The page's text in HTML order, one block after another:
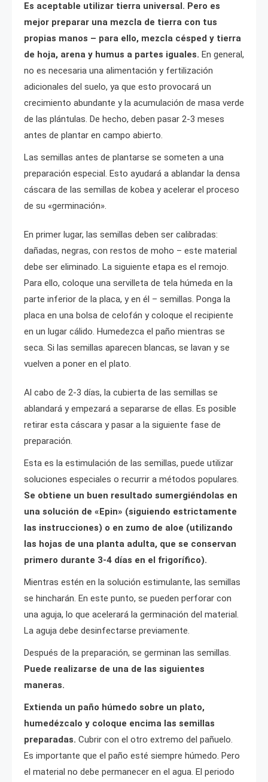
Es aceptable utilizar tierra universal. Pero es
mejor preparar una mezcla de tierra con tus
propias manos – para ello, mezcla césped y tierra
de hoja, arena y humus a partes iguales. En general,
no es necesaria una alimentación y fertilización
adicionales del suelo, ya que esto provocará un
crecimiento abundante y la acumulación de masa verde
de las plántulas. De hecho, deben pasar 2-3 meses
antes de plantar en campo abierto.
Las semillas antes de plantarse se someten a una
preparación especial. Esto ayudará a ablandar la densa
cáscara de las semillas de kobea y acelerar el proceso
de su «germinación».
En primer lugar, las semillas deben ser calibradas:
dañadas, negras, con restos de moho – este material
debe ser eliminado. La siguiente etapa es el remojo.
Para ello, coloque una servilleta de tela húmeda en la
parte inferior de la placa, y en él – semillas. Ponga la
placa en una bolsa de celofán y coloque el recipiente
en un lugar cálido. Humedezca el paño mientras se
seca. Si las semillas aparecen blancas, se lavan y se
vuelven a poner en el plato.
Al cabo de 2-3 días, la cubierta de las semillas se
ablandará y empezará a separarse de ellas. Es posible
retirar esta cáscara y pasar a la siguiente fase de
preparación.
Esta es la estimulación de las semillas, puede utilizar
soluciones especiales o recurrir a métodos populares.
Se obtiene un buen resultado sumergiéndolas en
una solución de «Epin» (siguiendo estrictamente
las instrucciones) o en zumo de aloe (utilizando
las hojas de una planta adulta, que se conservan
primero durante 3-4 días en el frigorífico).
Mientras estén en la solución estimulante, las semillas
se hincharán. En este punto, se pueden perforar con
una aguja, lo que acelerará la germinación del material.
La aguja debe desinfectarse previamente.
Después de la preparación, se germinan las semillas.
Puede realizarse de una de las siguientes
maneras.
Extienda un paño húmedo sobre un plato,
humedézcalo y coloque encima las semillas
preparadas. Cubrir con el otro extremo del pañuelo.
Es importante que el paño esté siempre húmedo. Pero
el material no debe permanecer en el agua. El periodo